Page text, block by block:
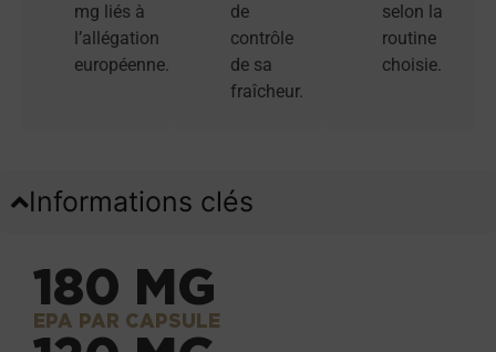
mg liés à
l’allégation
européenne.
de
contrôle
de sa
fraîcheur.
selon la
routine
choisie.
Informations clés
180 MG
EPA PAR CAPSULE